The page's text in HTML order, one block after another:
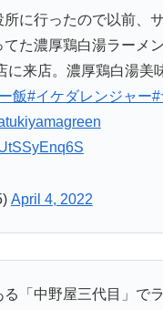
に行ったので以前、
てた濃厚鶏白湯ラーメ
に来店。濃厚鶏白湯美
飯#イケダレンジャー#
April 4, 2022
る「中野屋三代目」で